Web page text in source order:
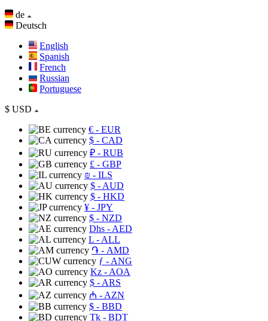
de
Deutsch
English
Spanish
French
Russian
Portuguese
$ USD
€ - EUR
$ - CAD
₽ - RUB
£ - GBP
₪ - ILS
$ - AUD
$ - HKD
¥ - JPY
$ - NZD
Dhs - AED
L - ALL
֏ - AMD
ƒ - ANG
Kz - AOA
$ - ARS
₼ - AZN
$ - BBD
Tk - BDT